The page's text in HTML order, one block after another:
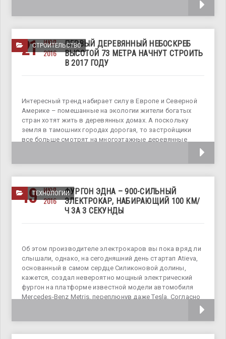
СТРОИТЕЛЬСТВО
21
ИЮЛ
2016
ПЕРВЫЙ ДЕРЕВЯННЫЙ НЕБОСКРЕБ
ВЫСОТОЙ 73 МЕТРА НАЧНУТ СТРОИТЬ
В 2017 ГОДУ
Интересный тренд набирает силу в Европе и Северной
Америке – помешанные на экологии жители богатых
стран хотят жить в деревянных домах. А поскольку
земля в тамошних городах дорогая, то застройщики
все больше смотрят на многоэтажные деревянные
ТЕХНОЛОГИИ
19 ИЮЛ
2016
ФУРГОН ЭДНА – 900-СИЛЬНЫЙ
ЭЛЕКТРОКАР, НАБИРАЮЩИЙ 100 КМ/
Ч ЗА 3 СЕКУНДЫ
Об этом производителе электрокаров вы пока вряд ли
слышали, однако, на сегодняшний день стартап Atieva,
основанный в самом сердце Силиконовой долины,
кажется, создал невероятно мощный электрический
фургон на платформе известной модели автомобиля
Mercedes-Benz Metris, переплюнув даже Tesla. Согласно